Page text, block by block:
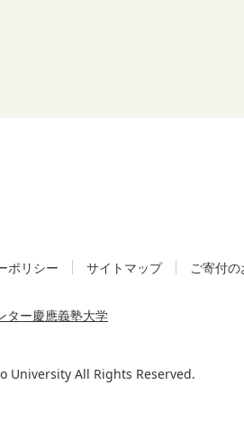
ポリシー サイトマップ ご寄付
ター慶應義塾大学
University All Rights Reserved.